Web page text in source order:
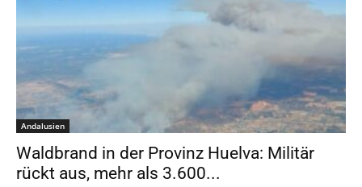
Andalusien
Waldbrand in der Provinz Huelva: Militär
rückt aus, mehr als 3.600...